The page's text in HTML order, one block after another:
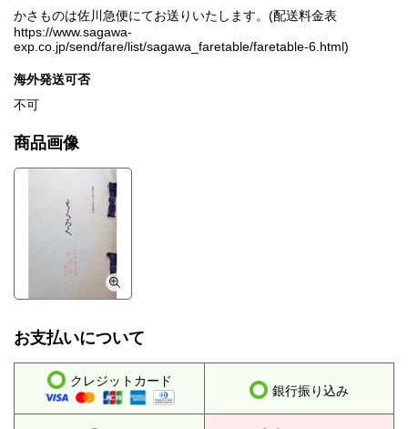
かさものは佐川急便にてお送りいたします。(配送料金表
https://www.sagawa-
exp.co.jp/send/fare/list/sagawa_faretable/faretable-6.html)
海外発送可否
不可
商品画像
お支払いについて
クレジットカード
銀行振り込み